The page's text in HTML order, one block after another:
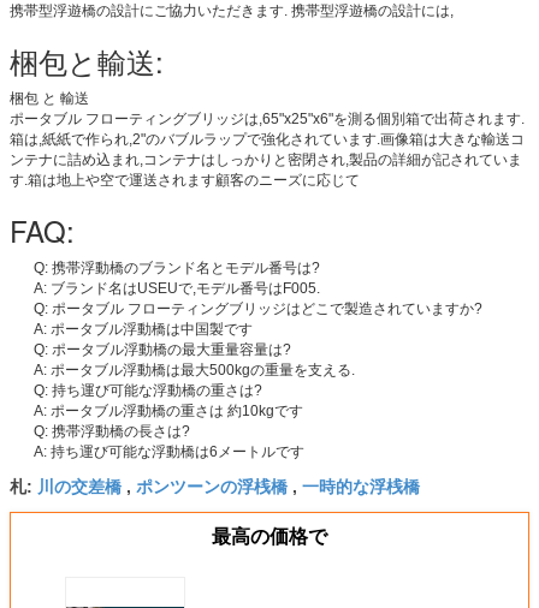
携帯型浮遊橋の設計にご協力いただきます. 携帯型浮遊橋の設計には,
梱包と輸送:
梱包 と 輸送
ポータブル フローティングブリッジは,65"x25"x6"を測る個別箱で出荷されます.
箱は,紙紙で作られ,2"のバブルラップで強化されています.画像箱は大きな輸送コ
ンテナに詰め込まれ,コンテナはしっかりと密閉され,製品の詳細が記されていま
す.箱は地上や空で運送されます顧客のニーズに応じて
FAQ:
Q: 携帯浮動橋のブランド名とモデル番号は?
A: ブランド名はUSEUで,モデル番号はF005.
Q: ポータブル フローティングブリッジはどこで製造されていますか?
A: ポータブル浮動橋は中国製です
Q: ポータブル浮動橋の最大重量容量は?
A: ポータブル浮動橋は最大500kgの重量を支える.
Q: 持ち運び可能な浮動橋の重さは?
A: ポータブル浮動橋の重さは 約10kgです
Q: 携帯浮動橋の長さは?
A: 持ち運び可能な浮動橋は6メートルです
札: 川の交差橋 , ポンツーンの浮桟橋 , 一時的な浮桟橋
最高の価格で